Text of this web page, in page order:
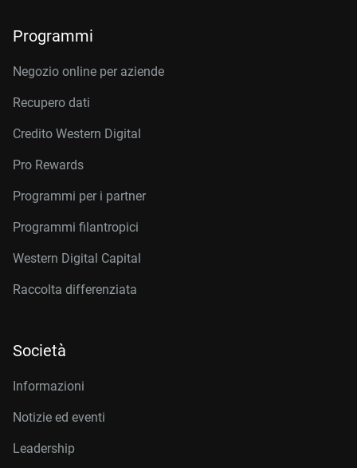
Programmi
Negozio online per aziende
Recupero dati
Credito Western Digital
Pro Rewards
Programmi per i partner
Programmi filantropici
Western Digital Capital
Raccolta differenziata
Società
Informazioni
Notizie ed eventi
Leadership